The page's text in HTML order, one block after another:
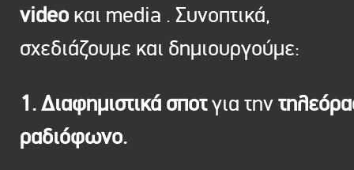
video και media . Συνοπτικά,
σχεδιάζουμε και δημιουργούμε:
1. Διαφημιστικά σποτγια την
ραδιόφωνο.